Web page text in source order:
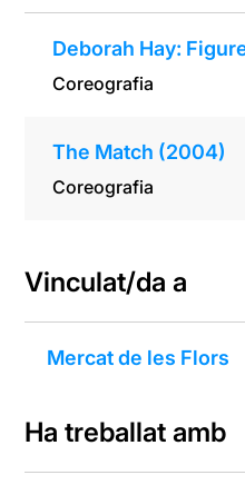
Deborah Hay:
Coreografia
The Match (2004)
Coreografia
Vinculat/da a
Mercat de les Flors
Ha treballat amb